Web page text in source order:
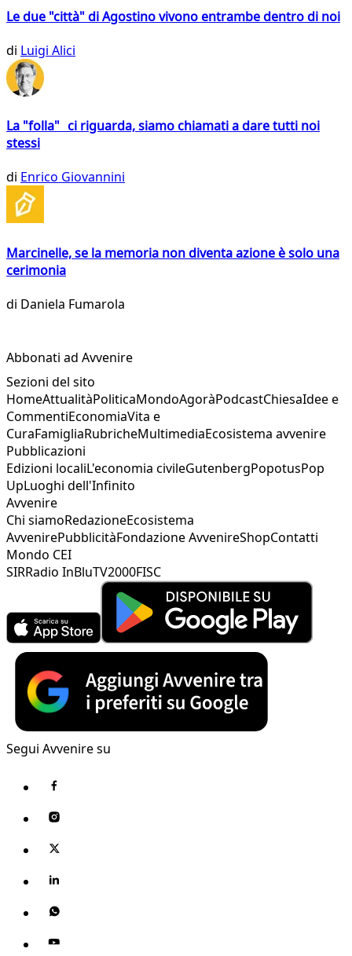
Le due "città" di Agostino vivono entrambe dentro di noi
di Luigi Alici
La "folla" ci riguarda, siamo chiamati a dare tutti noi
stessi
di Enrico Giovannini
Marcinelle, se la memoria non diventa azione è solo una
cerimonia
di Daniela Fumarola
Abbonati ad Avvenire
Sezioni del sito
HomeAttualitàPoliticaMondoAgoràPodcastChiesaIdee e
CommentiEconomiaVita e
CuraFamigliaRubricheMultimediaEcosistema avvenire
Pubblicazioni
Edizioni localiL'economia civileGutenbergPopotusPop
UpLuoghi dell'Infinito
Avvenire
Chi siamoRedazioneEcosistema
AvvenirePubblicitàFondazione AvvenireShopContatti
Mondo CEI
SIRRadio InBluTV2000FISC
Segui Avvenire su